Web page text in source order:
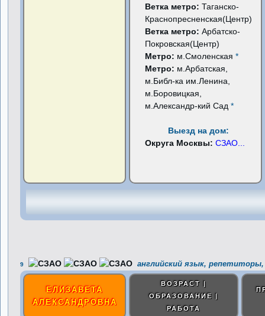
Ветка метро:Таганско-
Краснопресненская(Центр)
Ветка метро:Арбатско-
Покровская(Центр)
Метро: м.Смоленская*
Метро: м.Арбатская,
м.Библ-ка им.Ленина,
м.Боровицкая,
м.Александр-кий Сад*
Выезд на дом:
Округа Москвы:СЗАО
9 английский язык, репетиторы,
ЕЛИЗАВЕТА
АЛЕКСАНДРОВНА
ВОЗРАСТ |
ОБРАЗОВАНИЕ |
РАБОТА